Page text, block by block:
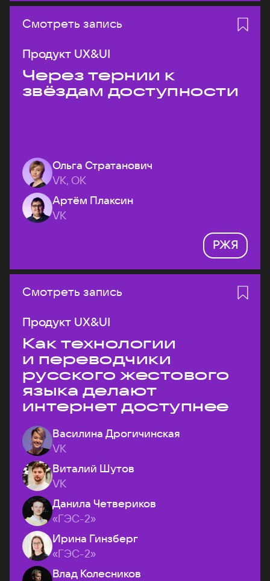
Смотреть запись
Продукт UX&UI
Через тернии к
звёздам доступности
Ольга Стратанович
VK, ОК
Артём Плаксин
VK
РЖЯ
Смотреть запись
Продукт UX&UI
Как технологии
и переводчики
русского жестового
языка делают
интернет доступнее
Василина Дрогичинская
VK
Виталий Шутов
VK
Данила Четвериков
«ГЭС-2»
Ирина Гинзберг
«ГЭС-2»
Влад Колесников